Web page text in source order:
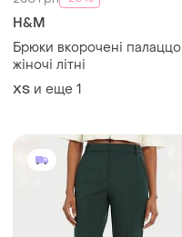
H&M
Брюки вкорочені палаццо
жіночі літні
ХS и еще 1